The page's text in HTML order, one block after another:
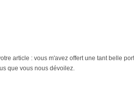
article : vous m'avez offert une tant belle
que vous nous dévoilez.